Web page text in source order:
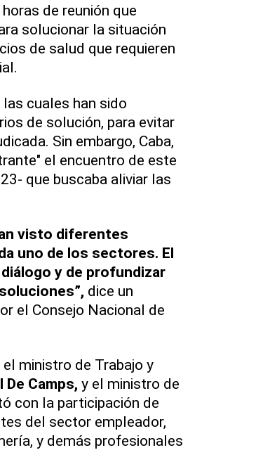
de reunión que
solucionar la situación
de salud que requieren
cuales han sido
de solución, para evitar
Sin embargo, Caba,
el encuentro de este
que buscaba aliviar las
visto diferentes
uno de los sectores. El
y de profundizar
dice un
el Consejo Nacional de
ministro de Trabajo y
De Camps, y el ministro de
con la participación de
del sector empleador,
y demás profesionales